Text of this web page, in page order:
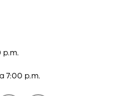
p.m.
7:00 p.m.